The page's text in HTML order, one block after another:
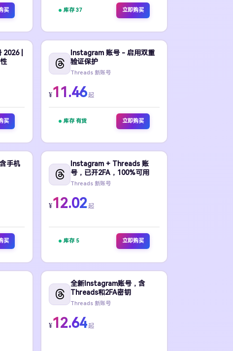
买 库存 37 立即购买
|
买
Instagram 账号 - 启用双重
验证保护
Threads 新账号
¥11.46起
库存 有货 立即购买
手机
买
Instagram + Threads 账
号，已开2FA，100%可用
Threads 新账号
¥12.02起
库存 5 立即购买
全新Instagram账号，含
Threads和2FA密钥
Threads 新账号
¥12.64起